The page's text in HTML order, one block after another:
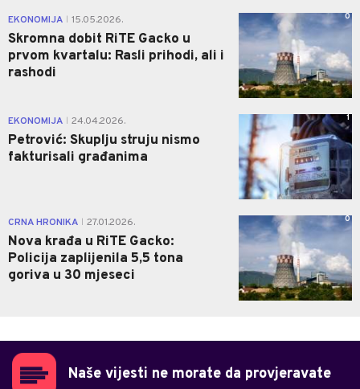
EKONOMIJA 15.05.2026.
Skromna dobit RiTE Gacko u
prvom kvartalu: Rasli prihodi, ali i
rashodi
0
EKONOMIJA 24.04.2026.
Petrović: Skuplju struju nismo
fakturisali građanima
1
CRNA HRONIKA 27.01.2026.
Nova krađa u RiTE Gacko:
Policija zaplijenila 5,5 tona
goriva u 30 mjeseci
0
Naše vijesti ne morate da provjeravate